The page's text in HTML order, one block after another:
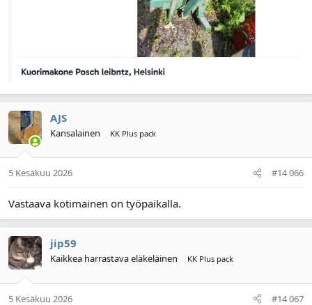
AJS
Kansalainen KK Plus pack
5 Kesäkuu 2026 #14 066
Vastaava kotimainen on työpaikalla.
jip59
Kaikkea harrastava eläkeläinen KK Plus pack
5 Kesäkuu 2026 #14 067